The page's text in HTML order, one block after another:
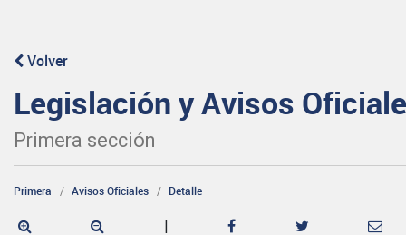
Volver
Legislación y Avisos
Primera sección
Primera Avisos Oficiales Detalle